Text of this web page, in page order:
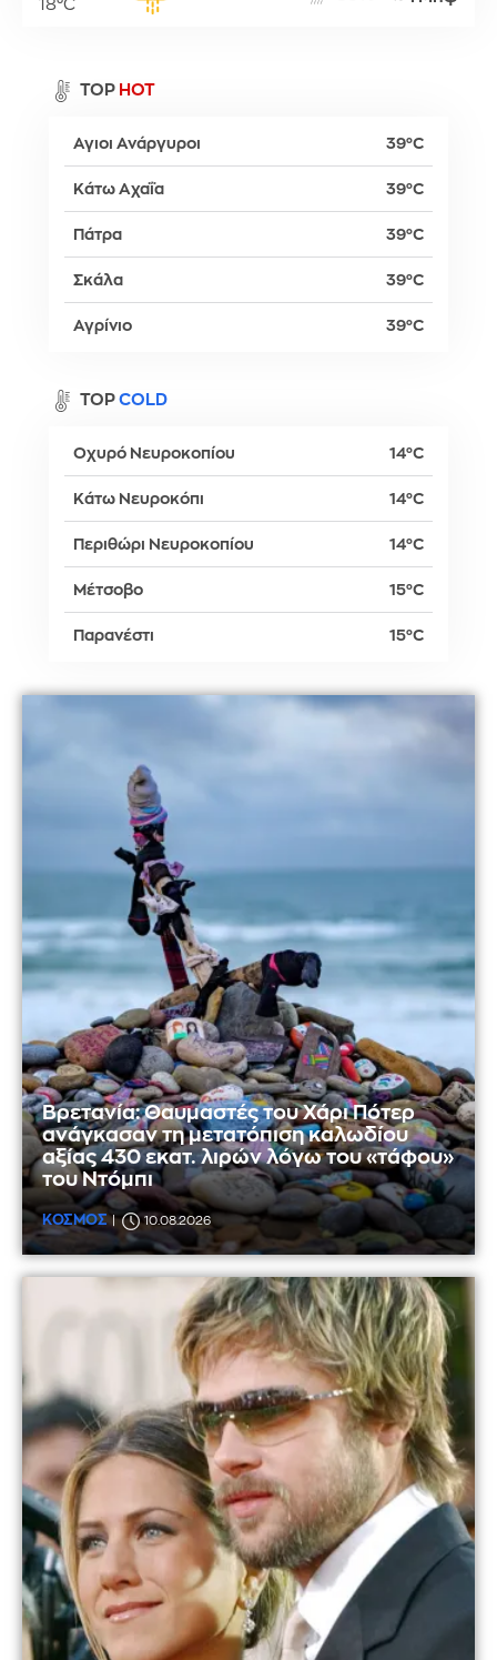
18°C
TOP HOT
Αγιοι Ανάργυροι 39°C
Κάτω Αχαΐα 39°C
Πάτρα 39°C
Σκάλα 39°C
Αγρίνιο 39°C
TOP COLD
Οχυρό Νευροκοπίου 14°C
Κάτω Νευροκόπι 14°C
Περιθώρι Νευροκοπίου 14°C
Μέτσοβο 15°C
Παρανέστι 15°C
Βρετανία: Θαυμαστές του Χάρι Πότερ
ανάγκασαν τη μετατόπιση καλωδίου
αξίας 430 εκατ. λιρών λόγω του «τάφου»
του Ντόμπι
ΚΟΣΜΟΣ 10.08.2026